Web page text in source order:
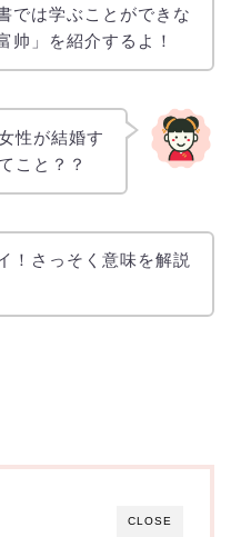
では学ぶことができな
帅」を紹介するよ！
性が結婚す
こと？？
！さっそく意味を解説
CLOSE